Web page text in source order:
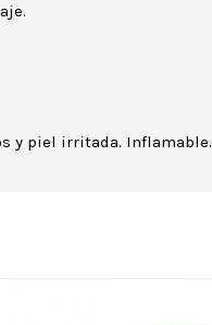
y piel irritada. Inflamable.